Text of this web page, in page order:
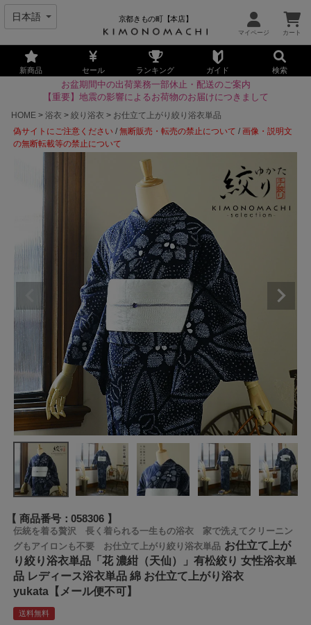
京都きもの町【本店】
新商品 セール ランキング ガイド 検索
お盆期間中の出荷業務一部休止・配送のご案内
【重要】地震の影響によるお荷物のお届けにつきまして
HOME
浴衣 絞り浴衣
お仕立て上がり絞り浴衣単品
偽サイトにご注意ください /無断販売・転売の禁止について /画像・説明文
の無断転載等の禁止について
商品番号 058306
伝統を着る贅沢 長く着られる一生もの浴衣 家で洗えてクリーニン
グもアイロンも不要 お仕立て上がり絞り浴衣単品 お仕立て上が
り絞り浴衣単品「花 濃紺（天仙）」有松絞り 女性浴衣単
品 レディース浴衣単品 綿 お仕立て上がり浴衣
yukata【メール便不可】
送料無料